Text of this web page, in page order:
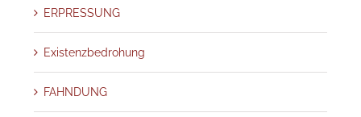
ERPRESSUNG
Existenzbedrohung
FAHNDUNG